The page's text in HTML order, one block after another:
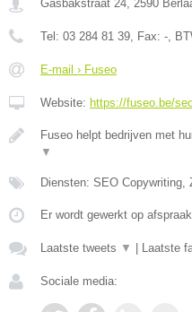
Gasbakstraat 24 2590
Tel: 03 284 81 39 , Fax: - ,
E-mail › Fuseo
Website: https://fuseo.be/
Fuseo helpt bedrijven met
▼
Diensten: SEO Copywriting,
Er wordt gewerkt op afspraak.
Laatste tweets ▼ Laatste
Sociale media: